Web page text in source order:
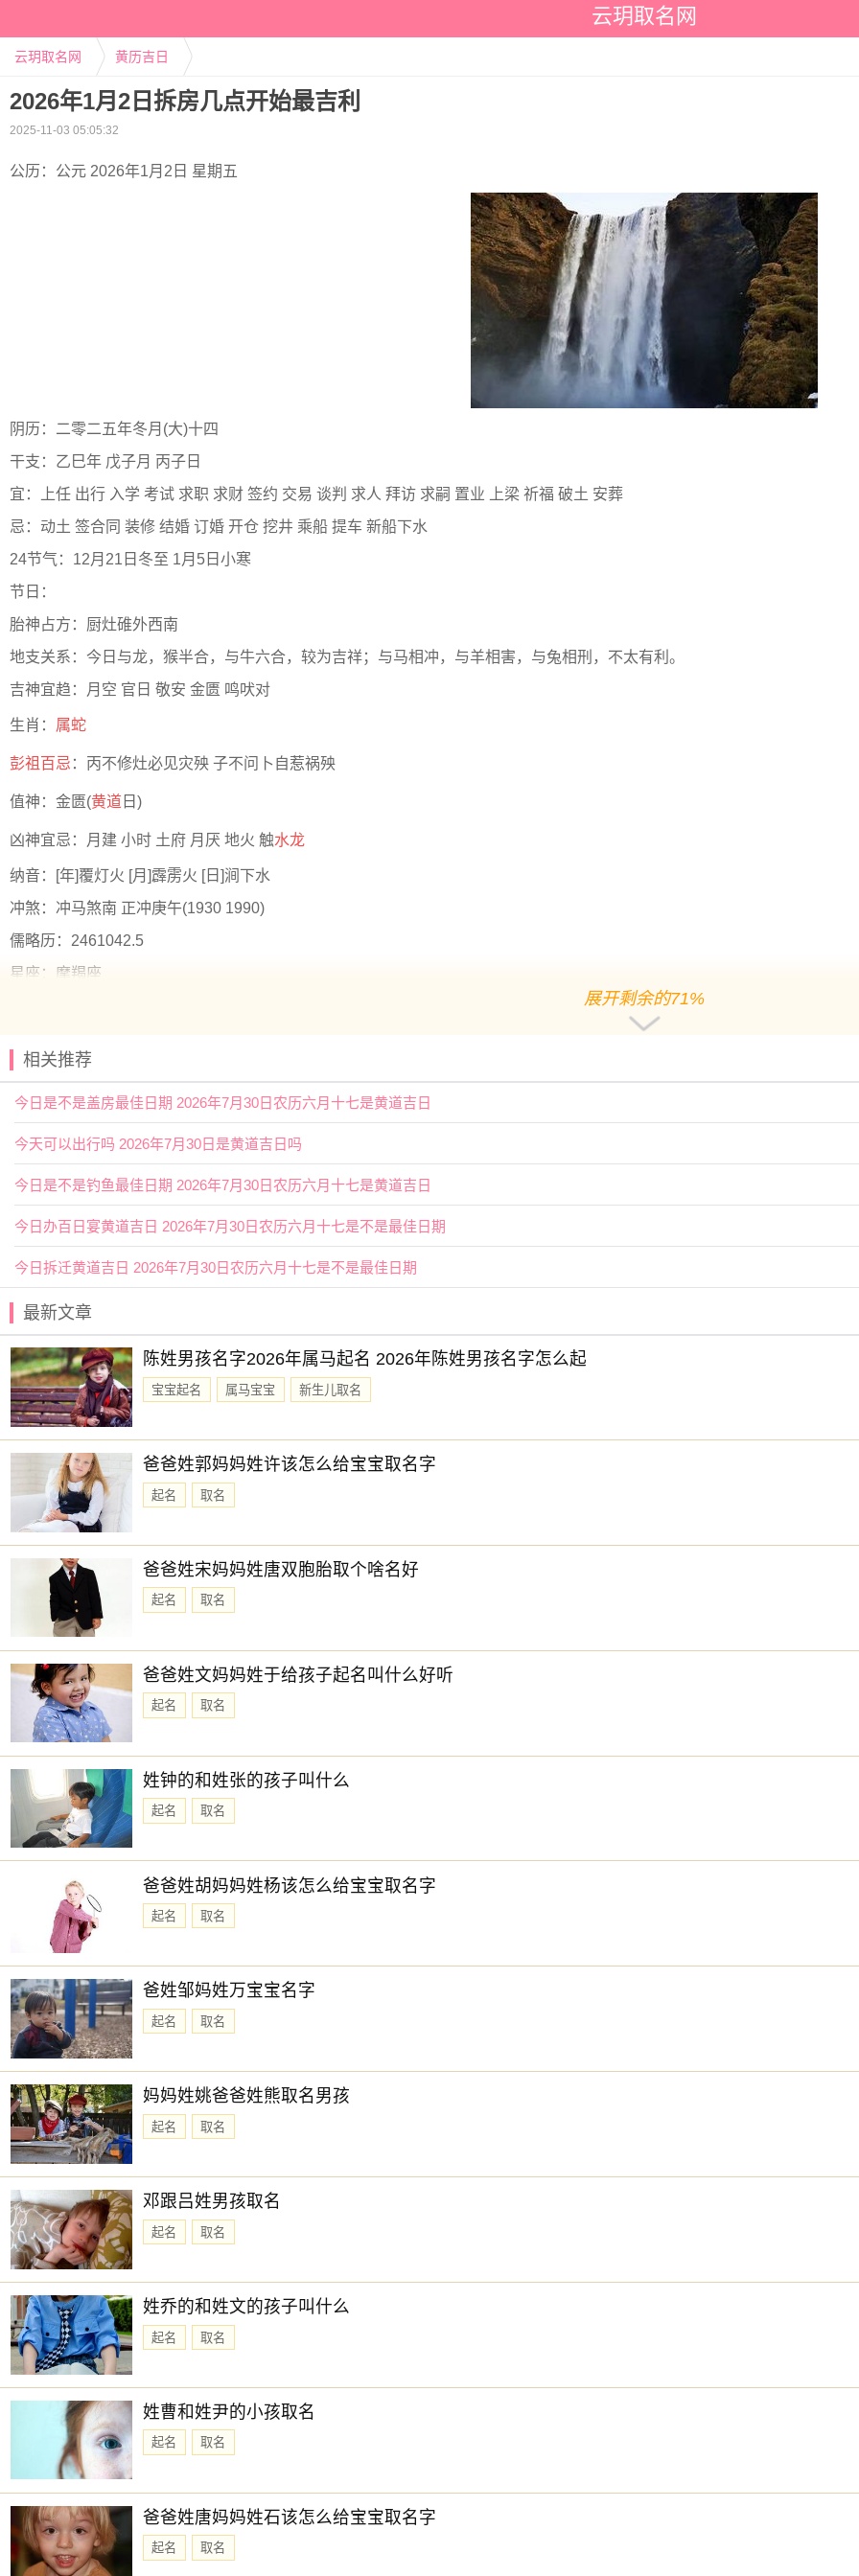
云玥取名网
云玥取名网 黄历吉日
2026年1月2日拆房几点开始最吉利
2025-11-03 05:05:32
公历：公元 2026年1月2日 星期五
阴历：二零二五年冬月(大)十四
干支：乙巳年 戊子月 丙子日
宜：上任 出行 入学 考试 求职 求财 签约 交易 谈判 求人 拜访 求嗣 置业 上梁 祈福 破土 安葬
忌：动土 签合同 装修 结婚 订婚 开仓 挖井 乘船 提车 新船下水
24节气：12月21日冬至 1月5日小寒
节日：
胎神占方：厨灶碓外西南
地支关系：今日与龙，猴半合，与牛六合，较为吉祥；与马相冲，与羊相害，与兔相刑，不太有利。
吉神宜趋：月空 官日 敬安 金匮 鸣吠对
生肖： 属蛇
彭祖百忌 ：丙不修灶必见灾殃 子不问卜自惹祸殃
值神：金匮(黄道 日)
凶神宜忌：月建 小时 土府 月厌 地火 触水龙
纳音：[年]覆灯火 [月]霹雳火 [日]涧下水
冲煞：冲马煞南 正冲庚午(1930 1990)
儒略历：2461042.5
星座：摩羯座
月空亡：午未 月七煞：午 月三煞：煞南 三煞巳午未 丙丁坐煞
日空亡：申酉 日七煞：午 日三煞：煞南 三煞巳午未 丙丁坐煞
福神：正东 月支：子水 年太岁：吴遂
九星：四绿招摇木星(安) 二十八宿：南方鬼宿鬼金羊(凶)
十二值神：金匮 — 吉：俗称“大黄道日”。古籍云：福德星，月仙星，亦称金柜。利释道用事，阍者女子用事，吉。宜嫁娶，不
阳贵神：正西月相：小望月 岁破位：西北
六曜，又称孔明六曜星、小六壬，是中国传统历法中的一种注文。后来传至日本，并于当地流行，而在中国影响日渐式微。
喜神：西南 月令：戊子 日禄：巳命互禄 癸命进禄
财神：西南 月名：仲冬 太岁位：东南
易经卦象：山雷颐 推荐吉时：丑，辰，午，未，戌，亥
当属黑道日。
诗云：
建日相逢造葬凶，癫狂乱舞破家风；行嫁上任出行吉，教牛教马可以通。
建日可谋本为事，若行葬为再莫富；总计建除平收日，出兵斩破大有功。
阴贵神：西北 物候：水泉动 犯太岁：蛇,猪,虎,猴
当日适合拆房
2026年1月2日进行拆房的事宜，云玥取名网祝您拆房日顺利。
每日五行穿衣指南
【大吉色】绿色、青色、青绿、翠绿
被当日五行生。寓意容易得到贵人的帮助，事事顺心如意。人缘和异性缘也会变得非常好，对身边的人来说显得格外有魅力
【次吉色】黑色、蓝色
与当日五行同。寓意幸运眷顾，做事顺利，有助于合作和谈判的进行，实现共赢。这是一个很好的机会，不要犹豫，勇敢迈出
【平平色】黄色、咖色、棕色、褐色、橙黄
克当日五行。寓意辛勤努力会有回报，只要我们勤奋付出，就会得到丰厚的收获，有利于求财。不要放弃，坚持下去，你会看
【慎用色】白色、金黄、银色、灰色、米白
生当日五行。寓意消耗过大，易导致精力不济。你需要提醒自己，避免因为精力不足而发生失误。适当休息，补充能量，做好
【忌用色】红色、紫色、粉色、橙红
被当日五行克。寓意面临重重困难和阻碍，导致进展缓慢，事倍功半。不要气馁，可以做些调整，静待时机，也可以向有智慧
2026年1月2日拆房吉时
子时(23:00-1:00)，丑时(1:00-3:00)，卯时(5:00-7:00)，午时(11:00-13:00)，申时(15:00-17:00)，酉时(17:00-19:00)，
2026年1月2日时辰吉凶
时辰：子时 时间：23:00:00-0:59:59
时柱：戊子 时冲：冲马 吉凶：金匮(吉)
吉神：金匮 天官贵人福星贵人
凶神：无
时柱：己丑 时冲：冲羊 吉凶：天德(吉)
吉神：天德 日合
凶神：无
时辰：寅时 时间：3:00:00-4:59:59
时柱：庚寅 时冲：冲猴 吉凶：白虎(凶)
凶神：白虎
时辰：卯时 时间：5:00:00-6:59:59
展开剩余的71%
相关推荐
今日是不是盖房最佳日期 2026年7月30日农历六月十七是黄道吉日
今天可以出行吗 2026年7月30日是黄道吉日吗
今日是不是钓鱼最佳日期 2026年7月30日农历六月十七是黄道吉日
今日办百日宴黄道吉日 2026年7月30日农历六月十七是不是最佳日期
今日拆迁黄道吉日 2026年7月30日农历六月十七是不是最佳日期
最新文章
陈姓男孩名字2026年属马起名 2026年陈姓男孩名字怎么起
宝宝起名 属马宝宝 新生儿取名
爸爸姓郭妈妈姓许该怎么给宝宝取名字
起名 取名
爸爸姓宋妈妈姓唐双胞胎取个啥名好
起名 取名
爸爸姓文妈妈姓于给孩子起名叫什么好听
起名 取名
姓钟的和姓张的孩子叫什么
起名 取名
爸爸姓胡妈妈姓杨该怎么给宝宝取名字
起名 取名
爸姓邹妈姓万宝宝名字
起名 取名
妈妈姓姚爸爸姓熊取名男孩
起名 取名
邓跟吕姓男孩取名
起名 取名
姓乔的和姓文的孩子叫什么
起名 取名
姓曹和姓尹的小孩取名
起名 取名
爸爸姓唐妈妈姓石该怎么给宝宝取名字
起名 取名